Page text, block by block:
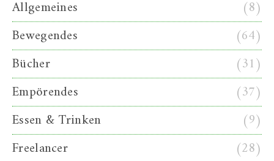
Allgemeines
(8)
Bewegendes
(64)
Bücher
(31)
Empörendes
(37)
Essen & Trinken
(9)
Freelancer
(28)